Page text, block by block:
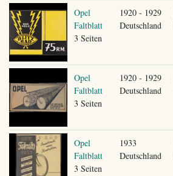
Opel
Faltblatt
3 Seiten
1920 - 1929
Deutschland
Opel
Faltblatt
3 Seiten
1920 - 1929
Deutschland
Opel
Faltblatt
3 Seiten
1933
Deutschland